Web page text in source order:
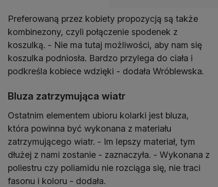
Preferowaną przez kobiety propozycją są także
kombinezony, czyli połączenie spodenek z
koszulką. - Nie ma tutaj możliwości, aby nam się
koszulka podniosła. Bardzo przylega do ciała i
podkreśla kobiece wdzięki - dodała Wróblewska.
Bluza zatrzymująca wiatr
Ostatnim elementem ubioru kolarki jest bluza,
która powinna być wykonana z materiału
zatrzymującego wiatr. - Im lepszy materiał, tym
dłużej z nami zostanie - zaznaczyła. - Wykonana z
poliestru czy poliamidu nie rozciąga się, nie traci
fasonu i koloru - dodała.